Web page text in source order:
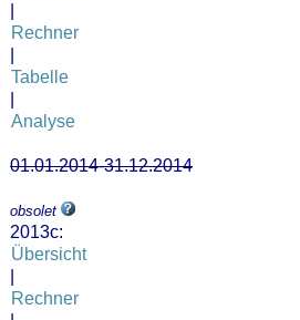
Rechner
Tabelle
Analyse
01.01.2014-31.12.2014
obsolet
2013c:
Übersicht
Rechner